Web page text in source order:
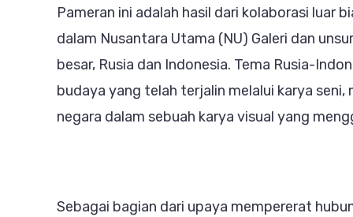
Pameran ini adalah hasil dari kolaborasi luar
dalam Nusantara Utama (NU) Galeri dan
besar, Rusia dan Indonesia. Tema Rusia-
budaya yang telah terjalin melalui karya
negara dalam sebuah karya visual yang
Sebagai bagian dari upaya mempererat